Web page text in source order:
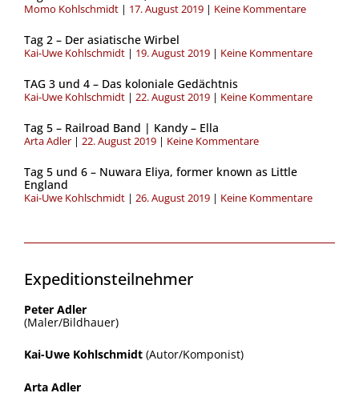
Momo Kohlschmidt 17. August 2019 Keine Kommentare
Tag 2 – Der asiatische Wirbel
Kai-Uwe Kohlschmidt 19. August 2019 Keine Kommentare
TAG 3 und 4 – Das koloniale Gedächtnis
Kai-Uwe Kohlschmidt 22. August 2019 Keine Kommentare
Tag 5 – Railroad Band | Kandy – Ella
Arta Adler 22. August 2019 Keine Kommentare
Tag 5 und 6 – Nuwara Eliya, former known as Little
England
Kai-Uwe Kohlschmidt 26. August 2019 Keine Kommentare
Expeditionsteilnehmer
Peter Adler
(Maler/Bildhauer)
Kai-Uwe Kohlschmidt (Autor/Komponist)
Arta Adler